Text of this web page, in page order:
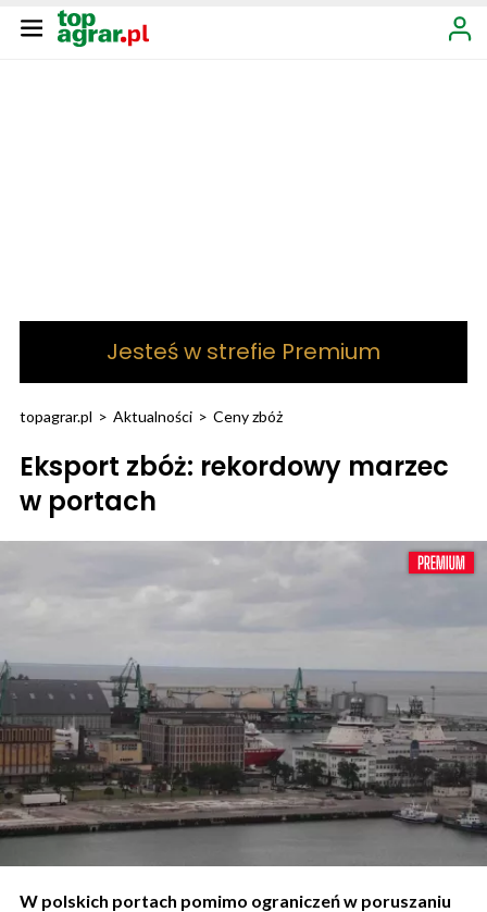
Jesteś w strefie Premium
topagrar.pl > Aktualności > Ceny zbóż
Eksport zbóż: rekordowy marzec
w portach
W polskich portach pomimo ograniczeń w poruszaniu